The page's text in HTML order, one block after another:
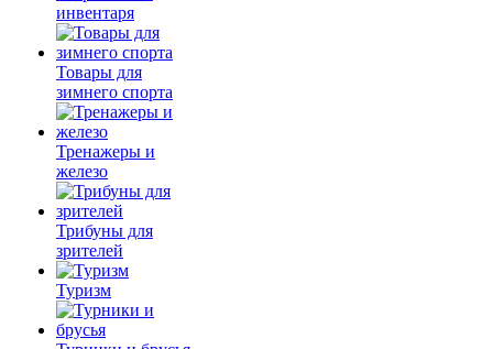
инвентаря
Товары для
зимнего спорта
Тренажеры и
железо
Трибуны для
зрителей
Туризм